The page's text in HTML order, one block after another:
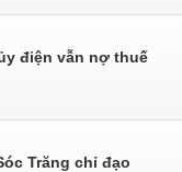
điện vẫn nợ thuế
Trăng chỉ đạo